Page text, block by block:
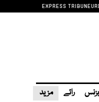
EXPRESS TRIBUNE
بزنس رائے مزید